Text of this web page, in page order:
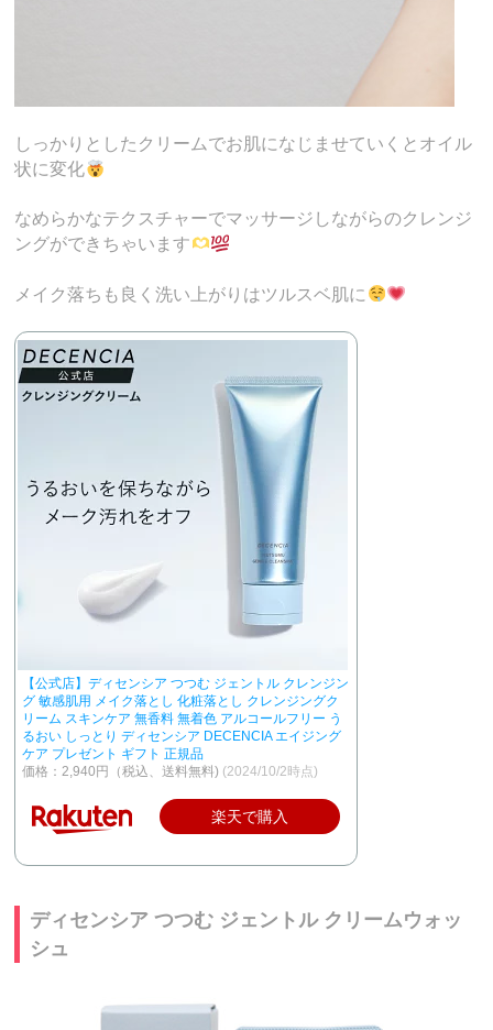
しっかりとしたクリームでお肌になじませていくとオイル
状に変化
なめらかなテクスチャーでマッサージしながらのクレンジ
ングができちゃいます
メイク落ちも良く洗い上がりはツルスベ肌に
【公式店】ディセンシア つつむ ジェントル クレンジン
グ 敏感肌用 メイク落とし 化粧落とし クレンジングク
リーム スキンケア 無香料 無着色 アルコールフリー う
るおい しっとり ディセンシア DECENCIA エイジング
ケア プレゼント ギフト 正規品
価格：2,940円（税込、送料無料) (2024/10/2時点)
楽天で購入
ディセンシア つつむ ジェントル クリームウォッ
シュ